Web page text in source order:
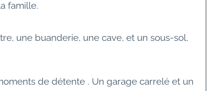
famille.
une buanderie, une cave, et un sous-sol,
de détente . Un garage carrelé et un